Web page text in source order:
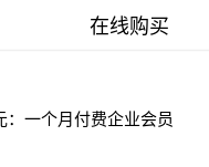
在线购买
：一个月付费企业会员